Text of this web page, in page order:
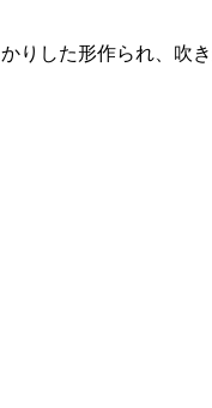
りした形作られ、吹